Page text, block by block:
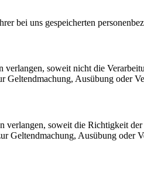
bei uns gespeicherten
verlangen, soweit nicht die
Ausübung oder
verlangen, soweit die Richtigkeit
Geltendmachung, Ausübung